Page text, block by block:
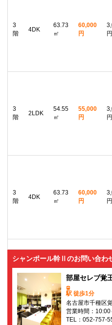
3
階
4DK
63.73
㎡
60,000
円
円
3
階
2LDK
54.55
㎡
55,000
円
円
3
階
4DK
63.73
㎡
60,000
円
円
シャンポール幹Ⅱのお問い合わ
部屋セレブ覚
駅 徒歩1分
名古屋市千種区
営業時間：
TEL：052-757-